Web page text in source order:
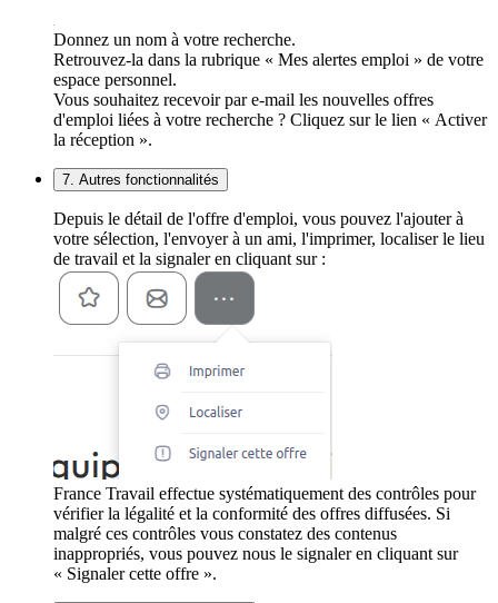
Donnez un nom à votre recherche.
Retrouvez-la dans la rubrique « Mes alertes emploi » de votre
espace personnel.
Vous souhaitez recevoir par e-mail les nouvelles offres
d'emploi liées à votre recherche ? Cliquez sur le lien « Activer
la réception ».
7. Autres fonctionnalités
Depuis le détail de l'offre d'emploi, vous pouvez l'ajouter à
votre sélection, l'envoyer à un ami, l'imprimer, localiser le lieu
de travail et la signaler en cliquant sur :
France Travail effectue systématiquement des contrôles pour
vérifier la légalité et la conformité des offres diffusées. Si
malgré ces contrôles vous constatez des contenus
inappropriés, vous pouvez nous le signaler en cliquant sur
« Signaler cette offre ».